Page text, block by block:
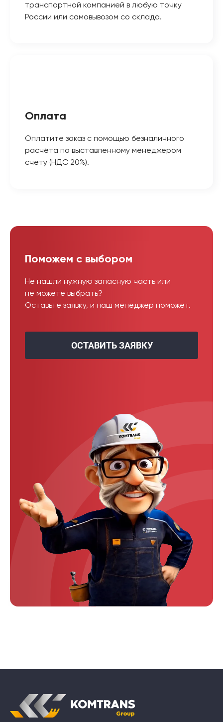
транспортной компанией в любую точку
России или самовывозом со склада.
Оплата
Оплатите заказ с помощью безналичного
расчёта по выставленному менеджером
счету (НДС 20%).
Поможем с выбором
Не нашли нужную запасную часть или
не можете выбрать?
Оставьте заявку, и наш менеджер поможет.
ОСТАВИТЬ ЗАЯВКУ